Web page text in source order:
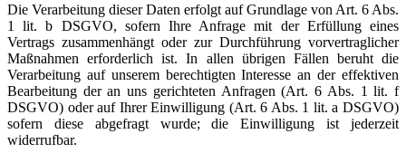
Die Verarbeitung dieser Daten erfolgt auf Grundlage von Art. 6 Abs.
1 lit. b DSGVO, sofern Ihre Anfrage mit der Erfüllung eines
Vertrags zusammenhängt oder zur Durchführung vorvertraglicher
Maßnahmen erforderlich ist. In allen übrigen Fällen beruht die
Verarbeitung auf unserem berechtigten Interesse an der effektiven
Bearbeitung der an uns gerichteten Anfragen (Art. 6 Abs. 1 lit. f
DSGVO) oder auf Ihrer Einwilligung (Art. 6 Abs. 1 lit. a DSGVO)
sofern diese abgefragt wurde; die Einwilligung ist jederzeit
widerrufbar.